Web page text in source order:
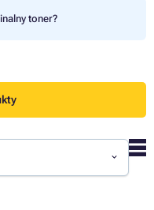
toner?